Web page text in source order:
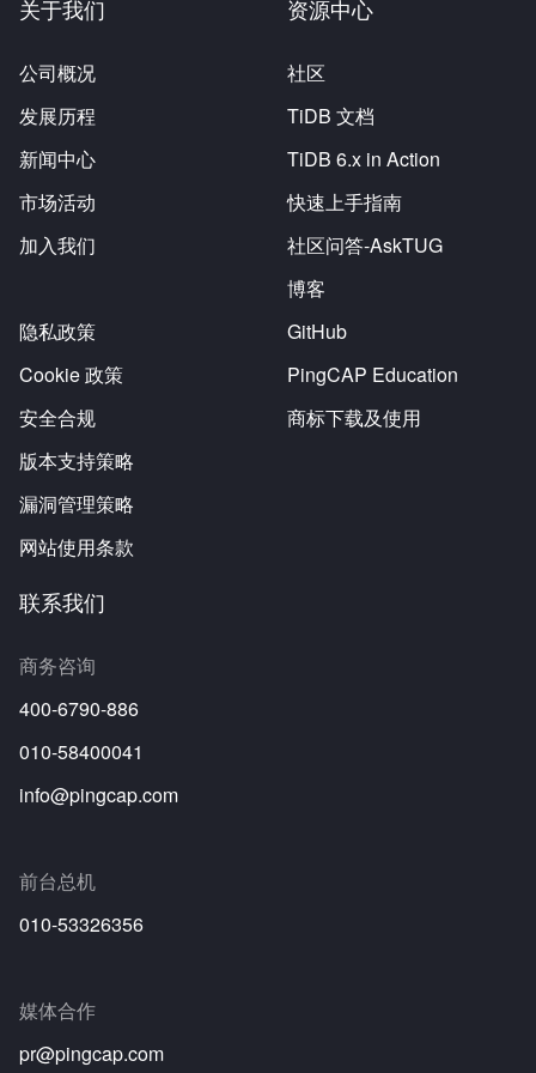
关于我们
公司概况
发展历程
新闻中心
市场活动
加入我们
隐私政策
Cookie 政策
安全合规
版本支持策略
漏洞管理策略
网站使用条款
资源中心
社区
TiDB 文档
TiDB 6.x in Action
快速上手指南
社区问答-AskTUG
博客
GitHub
PingCAP Education
商标下载及使用
联系我们
商务咨询
400-6790-886
010-58400041
info@pingcap.com
前台总机
010-53326356
媒体合作
pr@pingcap.com